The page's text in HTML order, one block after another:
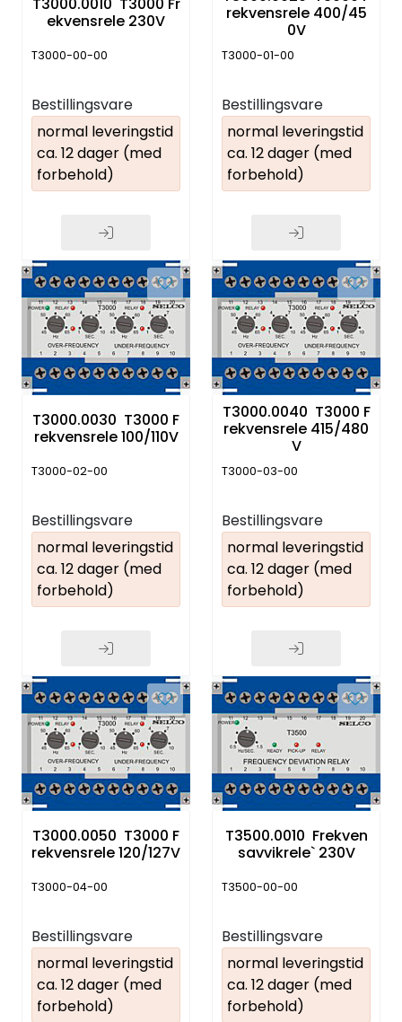
T3000.0010 T3000 Fr
ekvensrele 230V
T3000-00-00
Bestillingsvare
normal leveringstid
ca. 12 dager (med
forbehold)
rekvensrele 400/45
0V
T3000-01-00
Bestillingsvare
normal leveringstid
ca. 12 dager (med
forbehold)
T3000.0030 T3000 F
rekvensrele 100/110V
T3000-02-00
Bestillingsvare
normal leveringstid
ca. 12 dager (med
forbehold)
T3000.0040 T3000 F
rekvensrele 415/480
V
T3000-03-00
Bestillingsvare
normal leveringstid
ca. 12 dager (med
forbehold)
T3000.0050 T3000 F
rekvensrele 120/127V
T3000-04-00
Bestillingsvare
normal leveringstid
ca. 12 dager (med
forbehold)
T3500.0010 Frekven
savvikrele` 230V
T3500-00-00
Bestillingsvare
normal leveringstid
ca. 12 dager (med
forbehold)